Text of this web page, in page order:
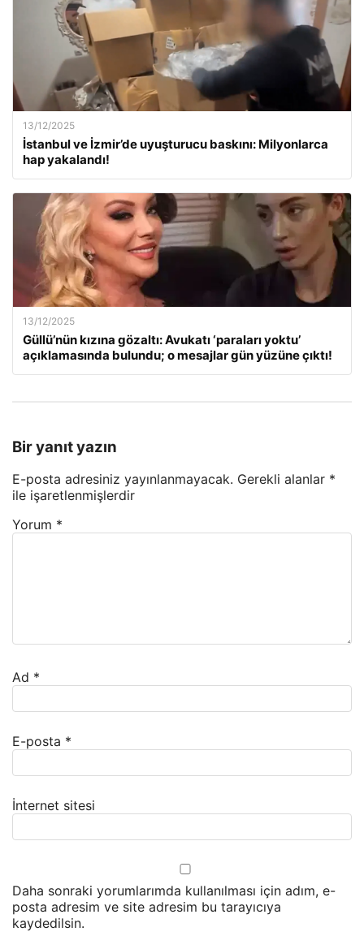
13/12/2025
İstanbul ve İzmir’de uyuşturucu baskını: Milyonlarca
hap yakalandı!
13/12/2025
Güllü’nün kızına gözaltı: Avukatı ‘paraları yoktu’
açıklamasında bulundu; o mesajlar gün yüzüne çıktı!
Bir yanıt yazın
E-posta adresiniz yayınlanmayacak. Gerekli alanlar *
ile işaretlenmişlerdir
Yorum *
Ad *
E-posta *
İnternet sitesi
Daha sonraki yorumlarımda kullanılması için adım, e-
posta adresim ve site adresim bu tarayıcıya
kaydedilsin.